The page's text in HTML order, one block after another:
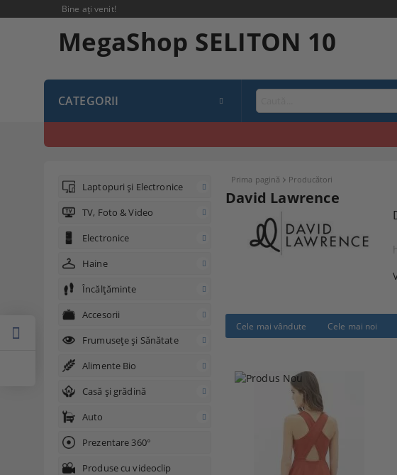
Bine ați venit!
MegaShop SELITON 10
CATEGORII
Laptopuri și Electronice
TV, Foto & Video
Electronice
Haine
Încălțăminte
Accesorii
Frumusețe și Sănătate
Alimente Bio
Casă și grădină
Auto
Prezentare 360°
Produse cu videoclip
Prima pagină Producători
David Lawrence
Cele mai vândute Cele mai noi